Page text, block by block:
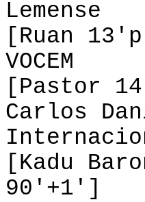
[Ruan
[Pastor
Carlos
[Kadu
90'+1']